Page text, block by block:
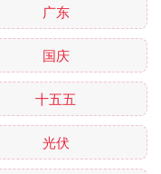
广东
国庆
十五五
光伏